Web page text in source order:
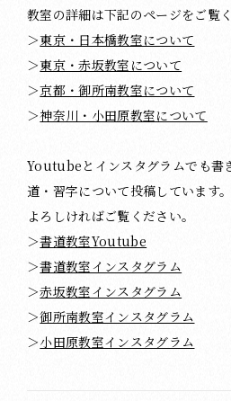
教室の詳細は下記のページをご覧く
＞東京・日本橋教室について
＞東京・赤坂教室について
＞京都・御所南教室について
＞神奈川・小田原教室について
Youtubeとインスタグラムでも書
道・習字について投稿しています。
よろしければご覧ください。
＞書道教室Youtube
＞書道教室インスタグラム
＞赤坂教室インスタグラム
＞御所南教室インスタグラム
＞小田原教室インスタグラム